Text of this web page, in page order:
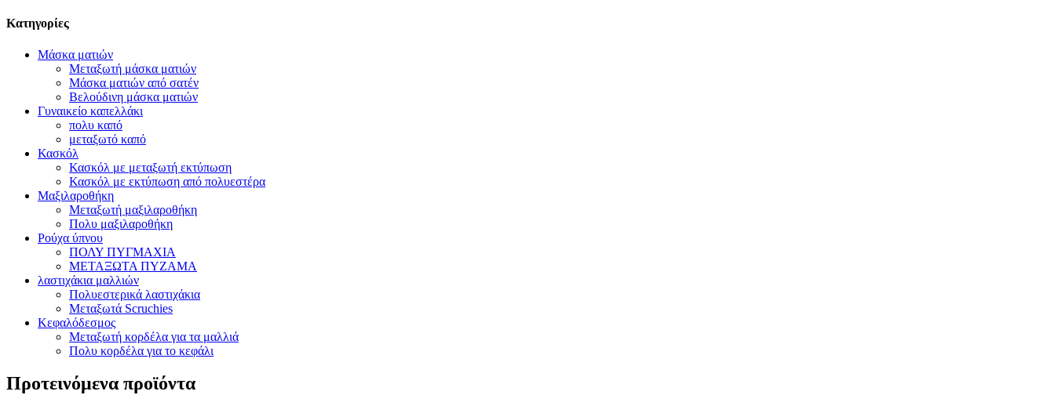
Κατηγορίες
Μάσκα ματιών
Μεταξωτή μάσκα ματιών
Μάσκα ματιών από σατέν
Βελούδινη μάσκα ματιών
Γυναικείο καπελλάκι
πολυ καπό
μεταξωτό καπό
Κασκόλ
Κασκόλ με μεταξωτή εκτύπωση
Κασκόλ με εκτύπωση από πολυεστέρα
Μαξιλαροθήκη
Μεταξωτή μαξιλαροθήκη
Πολυ μαξιλαροθήκη
Ρούχα ύπνου
ΠΟΛΥ ΠΥΓΜΑΧΙΑ
ΜΕΤΑΞΩΤΑ ΠΥΖΑΜΑ
λαστιχάκια μαλλιών
Πολυεστερικά λαστιχάκια
Μεταξωτά Scruchies
Κεφαλόδεσμος
Μεταξωτή κορδέλα για τα μαλλιά
Πολυ κορδέλα για το κεφάλι
Προτεινόμενα προϊόντα